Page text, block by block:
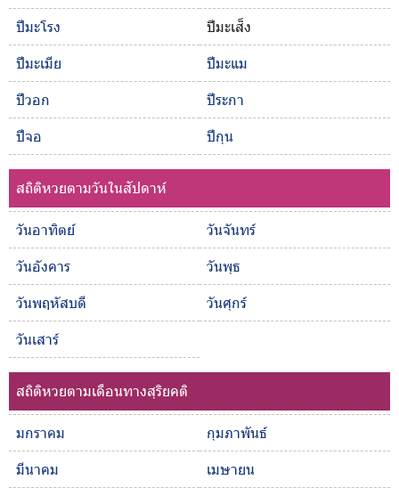
ปีมะโรง
ปีมะเส็ง
ปีมะเมีย
ปีมะแม
ปีวอก
ปีระกา
ปีจอ
ปีกุน
สถิติหวยตามวันในสัปดาห์
วันอาทิตย์
วันจันทร์
วันอังคาร
วันพุธ
วันพฤหัสบดี
วันศุกร์
วันเสาร์
สถิติหวยตามเดือนทางสุริยคติ
มกราคม
กุมภาพันธ์
มีนาคม
เมษายน